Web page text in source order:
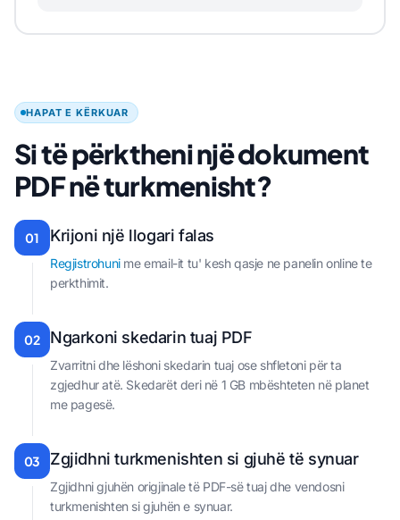
HAPAT E KËRKUAR
Si të përktheni një dokument
PDF në turkmenisht?
01 Krijoni një llogari falas
Regjistrohunime email-it tu' kesh qasje ne panelin online te
perkthimit.
02 Ngarkoni skedarin tuaj PDF
Zvarritni dhe lëshoni skedarin tuaj ose shfletoni për ta
zgjedhur atë. Skedarët deri në 1 GB mbështeten në planet
me pagesë.
03 Zgjidhni turkmenishten si gjuhë të synuar
Zgjidhni gjuhën origjinale të PDF-së tuaj dhe vendosni
turkmenishten si gjuhën e synuar.